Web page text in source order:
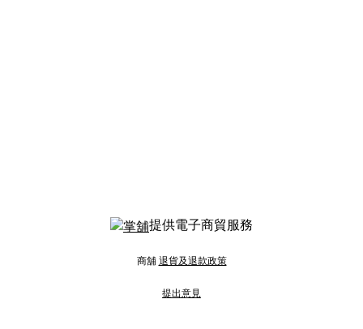
提供電子商貿服務
商舖 退貨及退款政策
提出意見